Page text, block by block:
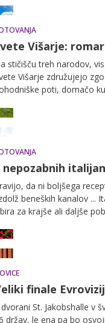
Višarje:
stičišču treh narodov,
Višarje združujejo
poti, domačo
nepozabnih
da ni boljšega
beneških kanalov ...
za krajše ali daljše
zgodbe – od tihih
vam predstavljamo
finale
dvorani St. Jakobshalle v
držav, le ena pa bo